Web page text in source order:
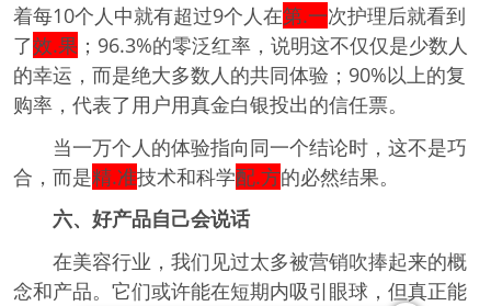
着每10个人中就有超过9个人在第.一次护理后就看到
了效.果 ；96.3%的零泛红率，说明这不仅仅是少数人
的幸运，而是绝大多数人的共同体验；90%以上的复
购率，代表了用户用真金白银投出的信任票。
当一万个人的体验指向同一个结论时，这不是巧
合，而是精.准技术和科学配.方的必然结果。
六、好产品自己会说话
在美容行业，我们见过太多被营销吹捧起来的概
念和产品。它们或许能在短期内吸引眼球，但真正能